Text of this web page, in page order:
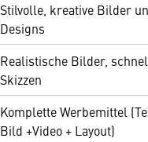
Stilvolle, kreative Bilder
Designs
Realistische Bilder,
Skizzen
Komplette Werbemittel
Bild +Video + Layout)